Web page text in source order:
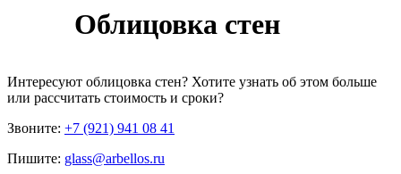
Облицовка стен
Интересуют облицовка стен? Хотите узнать об этом больше
или рассчитать стоимость и сроки?
Звоните: +7 (921) 941 08 41
Пишите: glass@arbellos.ru